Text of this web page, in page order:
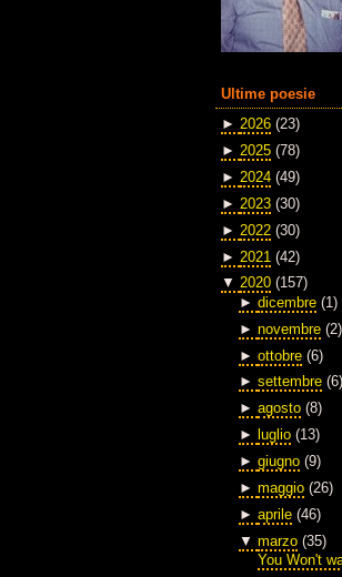
Ultime poesie
► 2026 (23)
► 2025 (78)
► 2024 (49)
► 2023 (30)
► 2022 (30)
► 2021 (42)
▼ 2020 (157)
► dicembre (1)
► novembre (2)
► ottobre (6)
► settembre (6)
► agosto (8)
►
luglio (13)
► giugno (9)
► maggio (26)
► aprile (46)
▼ marzo (35)
You Won't